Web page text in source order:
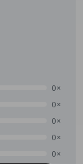
0×
0×
0×
0×
0×